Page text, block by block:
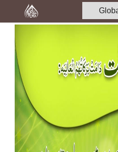
Home
Books
Media
Madani Channel
Volunteer Portal
Rohani Ilaj